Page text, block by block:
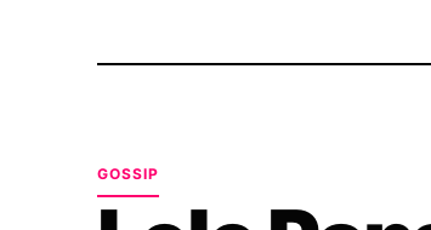
GOSSIP